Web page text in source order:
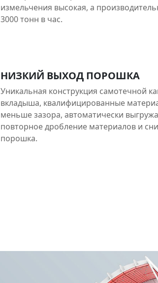
измельчения высокая, а
3000 тонн в час.
НИЗКИЙ ВЫХОД ПОРОШКА
Уникальная конструкция самотечной
вкладыша, квалифицированные
меньше зазора, автоматически
повторное дробление материалов и
порошка.